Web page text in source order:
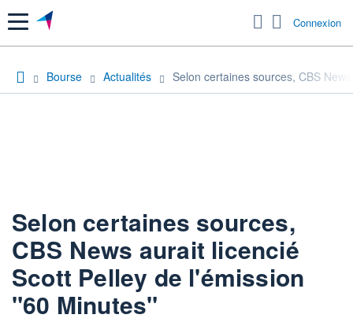
Menu Connexion
Bourse Actualités Selon certaines sources, CBS
Selon certaines sources,
CBS News aurait licencié
Scott Pelley de l'émission
"60 Minutes"